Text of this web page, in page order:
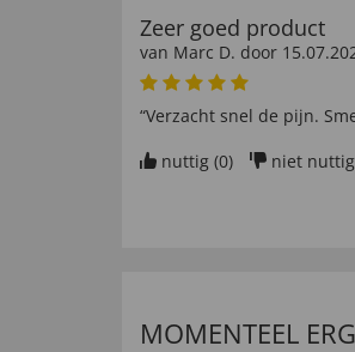
Zeer goed product
van Marc D. door
“Verzacht snel de pijn.
nuttig (0) niet
MOMENTEEL